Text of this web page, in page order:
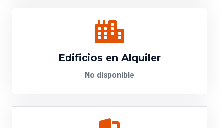
Edificios en Alquiler
No disponible